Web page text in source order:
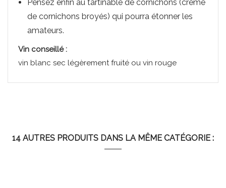
Pensez enfin au tartinable de cornichons (crème
de cornichons broyés) qui pourra étonner les
amateurs.
Vin conseillé :
vin blanc sec légèrement fruité ou vin rouge
grasses
saturés 6,6 g)
14 AUTRES PRODUITS DANS LA MÊME CATÉGORIE :